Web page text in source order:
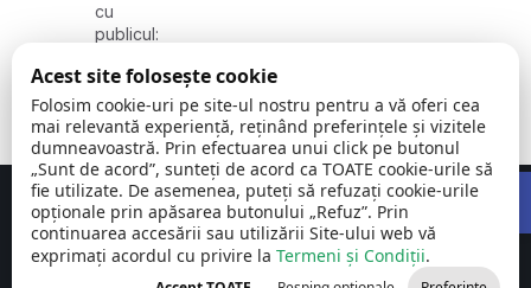
cu
publicul:
vineri
08:00 –
16:00
Comuna Siliștea©
2026
Toate
drepturile
Concept realizat deBig Media Relații Publice SRL
Acest site folosește cookie
Folosim cookie-uri pe site-ul nostru pentru a vă oferi cea
mai relevantă experiență, reținând preferințele și vizitele
dumneavoastră. Prin efectuarea unui click pe butonul
„Sunt de acord”, sunteți de acord ca TOATE cookie-urile să
fie utilizate. De asemenea, puteți să refuzați cookie-urile
opționale prin apăsarea butonului „Refuz”. Prin
continuarea accesării sau utilizării Site-ului web vă
exprimați acordul cu privire la Termeni și Condiții.